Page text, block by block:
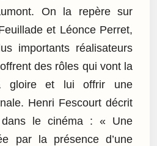
On la repère sur
et Léonce Perret,
importants réalisateurs
des rôles qui vont la
gloire et lui offrir une
Henri Fescourt décrit
le cinéma : « Une
par la présence d’une